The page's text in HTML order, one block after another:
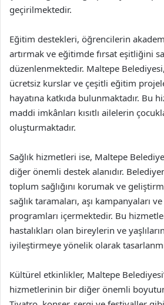
geçirilmektedir.
Eğitim destekleri, öğrencilerin
artırmak ve eğitimde fırsat eşitliğini
düzenlenmektedir. Maltepe
ücretsiz kurslar ve çeşitli eğitim
hayatına katkıda bulunmaktadır. Bu
maddi imkânları kısıtlı ailelerin
oluşturmaktadır.
Sağlık hizmetleri ise, Maltepe
diğer önemli destek alanıdır.
toplum sağlığını korumak ve
sağlık taramaları, aşı kampanyaları
programları içermektedir. Bu
hastalıkları olan bireylerin ve
iyileştirmeye yönelik olarak
Kültürel etkinlikler, Maltepe
hizmetlerinin bir diğer önemli